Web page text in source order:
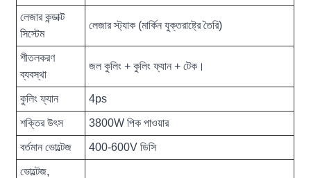
লেজার কন্ডাক্ট
সিস্টেম
লেজার স্ট্যাক (মার্কিন যুক্তরাষ্ট্রে তৈরি)
শীতলকরণ
ব্যবস্থা
জল কুলিং + কুলিং ফ্যান + টেক।
কুলিং ফ্যান 4ps
শক্তির উৎস 3800W পিক পাওয়ার
বর্তমান ভোল্টেজ 400-600V ডিসি
ভোল্টেজ,